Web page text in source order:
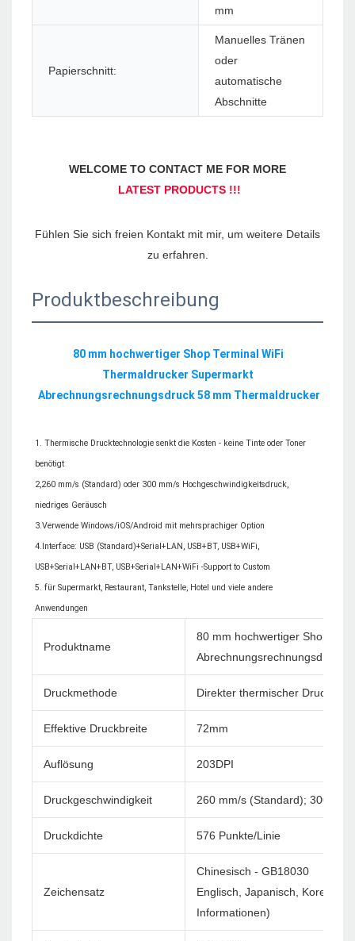
mm
Papierschnitt:
Manuelles Tränen
oder
automatische
Abschnitte
Fühlen Sie sich freien Kontakt mit mir, um weitere Details
Produktbeschreibung
80 mm hochwertiger Shop Terminal WiFi
Thermaldrucker Supermarkt
1. Thermische Drucktechnologie senkt die Kosten - keine Tinte oder Toner
benötigt
2,260 mm/s (Standard) oder 300 mm/s Hochgeschwindigkeitsdruck,
niedriges Geräusch
3.Verwende Windows/iOS/Android mit mehrsprachiger Option
4.Interface: USB (Standard)+Serial+LAN, USB+BT, USB+WiFi,
USB+Serial+LAN+BT, USB+Serial+LAN+WiFi -Support to Custom
5. für Supermarkt, Restaurant, Tankstelle, Hotel und viele andere
Produktname
80 mm hochwertiger Shop
Abrechnungsrechnungsdruck
Druckmethode Direkter thermischer Druck
Effektive Druckbreite 72mm
Auflösung 203DPI
Druckgeschwindigkeit 260 mm/s (Standard); 300
Druckdichte 576 Punkte/Linie
Zeichensatz
Chinesisch - GB18030
Englisch, Japanisch, Korea
Informationen)